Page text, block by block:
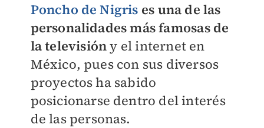
Poncho de Nigris es una de las
personalidades más famosas de
la televisióny el internet en
México, pues con sus diversos
proyectos ha sabido
posicionarse dentro del interés
de las personas.